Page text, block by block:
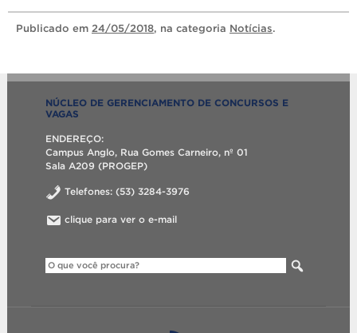
Publicado em 24/05/2018, na categoria Notícias.
NÚCLEO DE GERENCIAMENTO DE CONCURSOS E
VAGAS
ENDEREÇO:
Campus Anglo, Rua Gomes Carneiro, nº 01
Sala A209 (PROGEP)
Telefones: (53) 3284-3976
clique para ver o e-mail